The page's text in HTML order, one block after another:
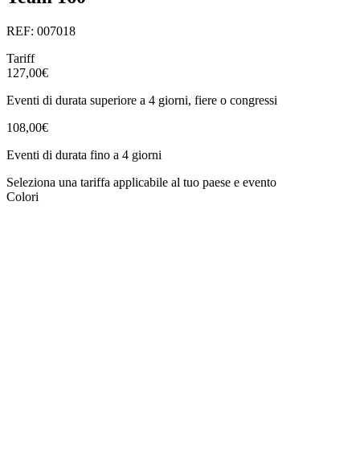
REF: 007018
Tariff
127,00€
Eventi di durata superiore a 4 giorni, fiere o congressi
108,00€
Eventi di durata fino a 4 giorni
Seleziona una tariffa applicabile al tuo paese e evento
Colori